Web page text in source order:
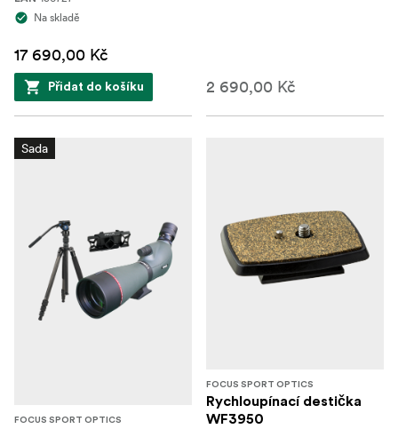
Na skladě
17 690,00 Kč
Přidat do košíku 2 690,00 Kč
Sada
FOCUS SPORT OPTICS
FOCUS SPORT OPTICS
Rychloupínací destička
WF3950